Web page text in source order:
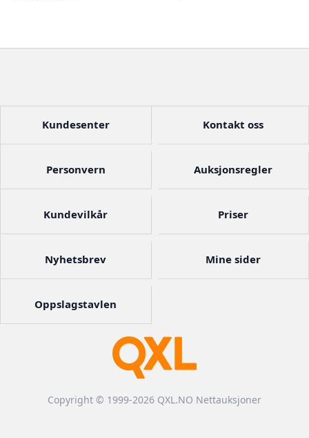
Copyright © 1999-2026 QXL.NO Nettauksjoner
Kundesenter Kontakt oss
Personvern Auksjonsregler
Kundevilkår Priser
Nyhetsbrev Mine sider
Oppslagstavlen